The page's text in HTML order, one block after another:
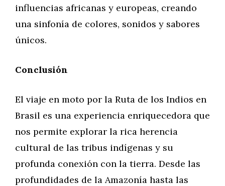
influencias africanas y europeas, creando
una sinfonía de colores, sonidos y sabores
únicos.
Conclusión
El viaje en moto por la Ruta de los Indios en
Brasil es una experiencia enriquecedora que
nos permite explorar la rica herencia
cultural de las tribus indígenas y su
profunda conexión con la tierra. Desde las
profundidades de la Amazonía hasta las